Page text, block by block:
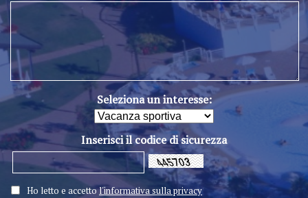
Seleziona un interesse:
Inserisci il codice di sicurezza
Ho letto e accettol'informativa sulla privacy